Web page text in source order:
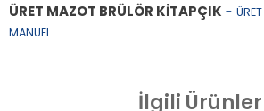
ÜRET MAZOT BRÜLÖR KİTAPÇIK -
MANUEL
İlgili Ürünler